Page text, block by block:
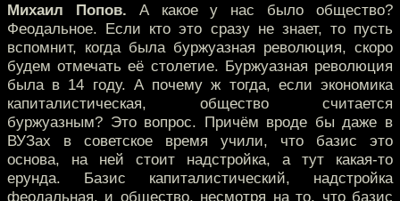
Михаил Попов. А какое у нас было общество?
Феодальное. Если кто это сразу не знает, то пусть
вспомнит, когда была буржуазная революция, скоро
будем отмечать её столетие. Буржуазная революция
была в 14 году. А почему ж тогда, если экономика
капиталистическая, общество считается
буржуазным? Это вопрос. Причём вроде бы даже в
ВУЗах в советское время учили, что базис это
основа, на ней стоит надстройка, а тут какая-то
ерунда. Базис капиталистический, надстройка
феодальная, и общество, несмотря на то, что базис